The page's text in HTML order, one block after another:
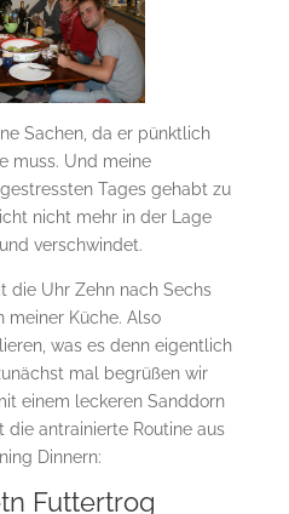
Sachen, da er pünktlich
muss. Und meine
Tages gehabt zu
nicht mehr in der Lage
verschwindet.
die Uhr Zehn nach Sechs
meiner Küche. Also
was es denn eigentlich
mal begrüßen wir
einem leckeren Sanddorn
die antrainierte Routine aus
Dinnern:
Futtertrog